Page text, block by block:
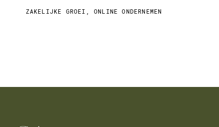
ZAKELIJKE GROEI ONLINE ONDERNEMEN